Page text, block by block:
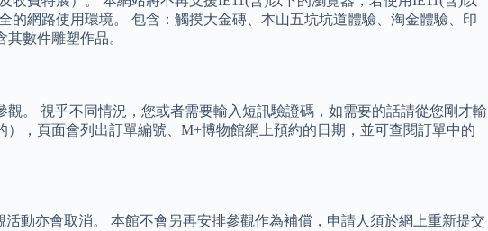
網路使用環境。 包含：觸摸大金磚、本山五坑坑道體驗、淘金體驗、印
數件雕塑作品。
。 視乎不同情況，您或者需要輸入短訊驗證碼，如需要的話請從您剛才輸
，頁面會列出訂單編號、M+博物館網上預約的日期，並可查閱訂單中的
動亦會取消。 本館不會另再安排參觀作為補償，申請人須於網上重新提交